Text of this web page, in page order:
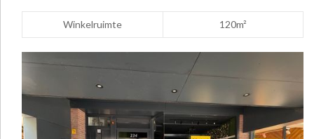
Winkelruimte 120m²